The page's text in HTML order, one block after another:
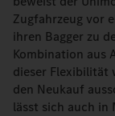
Zugfahrzeug vor
ihren Bagger zu
Kombination aus
dieser Flexibilität
den Neukauf
lässt sich auch in